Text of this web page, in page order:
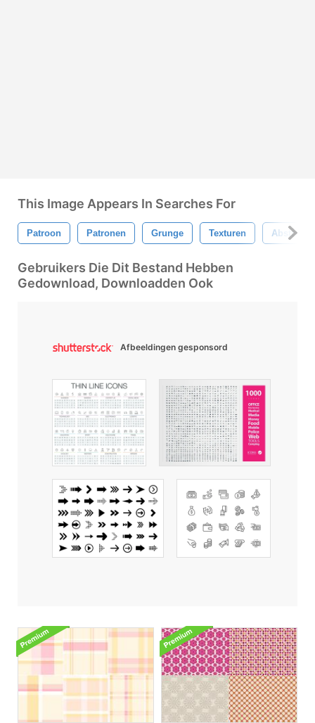
This Image Appears In Searches For
Patroon Patronen Grunge Texturen Abstract
Gebruikers Die Dit Bestand Hebben
Gedownload, Downloadden Ook
Afbeeldingen gesponsord